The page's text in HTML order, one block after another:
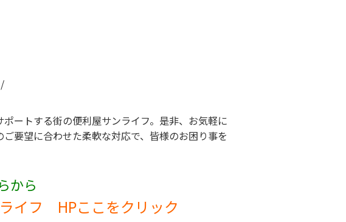
ートする街の便利屋サンライフ。是非、お気軽に
要望に合わせた柔軟な対応で、皆様のお困り事を
から
イフ HPここをクリック